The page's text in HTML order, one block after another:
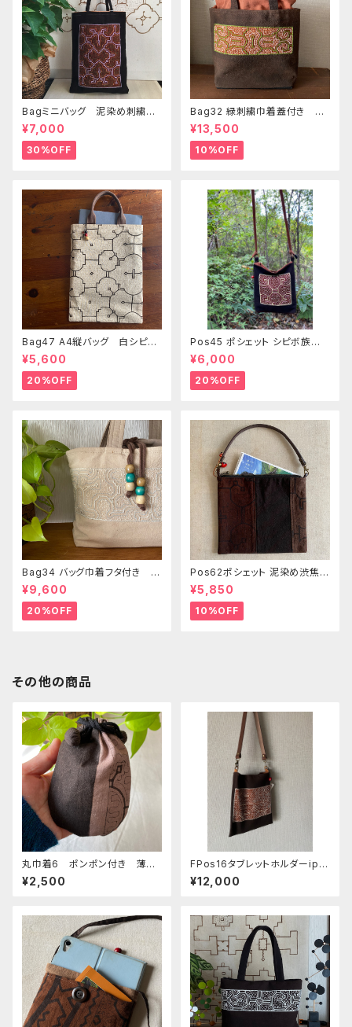
Bagミニバッグ 泥染め刺繍
20x28cm iPadケース お出
かけバッグ 先住民族 工芸
手刺繍 Shipibo bag 手仕事
¥7,000
30%OFF
Bag32 緑刺繍巾着蓋付き 持
ち手裏泥染め無地 巾着蓋奄
美大島の車輪梅色 シピボバッ
ク
¥13,500
10%OFF
Bag47 A4縦バッグ 白シピボ
模様 シピボ族の泥染め
¥5,600
20%OFF
Pos45 ポシェット シピボ族の
泥染め刺繍のショルダー
¥6,000
20%OFF
Bag34 バッグ巾着フタ付き 薄
いピンク系ベージュ シピボ族の
手刺繍シャーベットカラー
¥9,600
20%OFF
Pos62ポシェット 泥染め渋焦茶
ファスナーポーチ 20x18cm
渋い泥染めアレンジ 男性用小
物入れ 暇の付け替え可能
¥5,850
10%OFF
その他の商品
丸巾着6 ポンポン付き 薄紫
と黒泥染め 裏なし
¥2,500
FPos16タブレットホルダーipa
d ポシェット83 泥染め刺繍の
柔らかいショルダー 24x28c
¥12,000